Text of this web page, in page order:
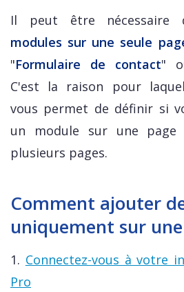
Il peut être nécessaire
modules sur une seule
"Formulaire de contact"
C'est la raison pour
vous permet de définir si
un module sur une page
plusieurs pages.
Comment ajouter
uniquement sur
1. Connectez-vous à votre
Pro